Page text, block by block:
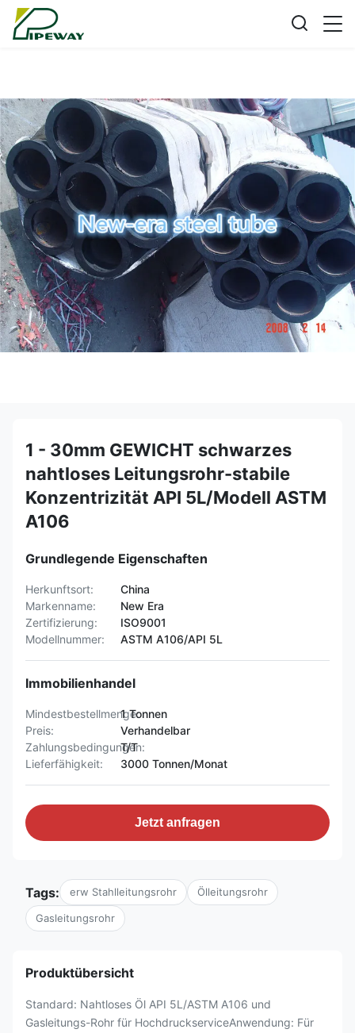
1 - 30mm GEWICHT schwarzes
nahtloses Leitungsrohr-stabile
Konzentrizität API 5L/Modell ASTM
A106
Grundlegende Eigenschaften
Herkunftsort:
China
Markenname:
New Era
Zertifizierung:
ISO9001
Modellnummer:
ASTM A106/API 5L
Immobilienhandel
Mindestbestellmenge:1 Tonnen
Preis:
Verhandelbar
Zahlungsbedingungen:
T/T
Lieferfähigkeit:
3000 Tonnen/Monat
Jetzt anfragen
Tags: erw Stahlleitungsrohr Ölleitungsrohr
Gasleitungsrohr
Produktübersicht
Standard: Nahtloses Öl API 5L/ASTM A106 und
Gasleitungs-Rohr für HochdruckserviceAnwendung: Für